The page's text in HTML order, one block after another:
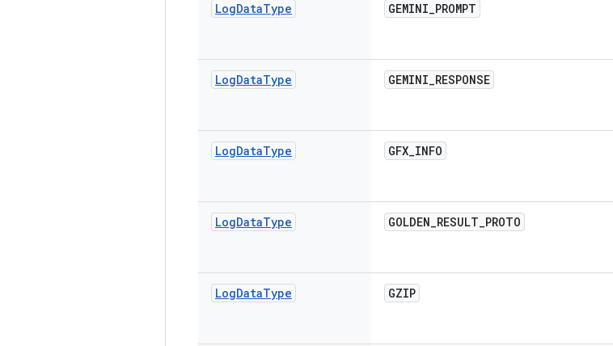
LogDataType GEMINI_PROMPT
LogDataType GEMINI_RESPONSE
LogDataType GFX_INFO
LogDataType GOLDEN_RESULT_PROTO
LogDataType GZIP